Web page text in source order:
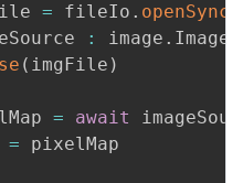
= fileIo . openSync
: image .
( imgFile )
= await
= pixelMap